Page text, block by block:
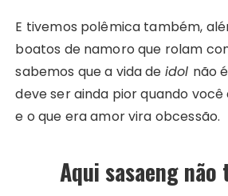
E tivemos polêmica também,
boatos de namoro que rolam
sabemos que a vida de idol não
deve ser ainda pior quando
e o que era amor vira obcessão.
Aqui sasaeng não